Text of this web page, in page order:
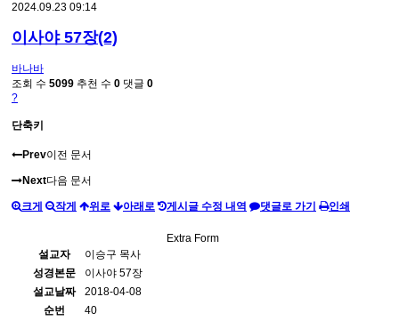
2024.09.23 09:14
이사야 57장(2)
바나바
조회 수 5099 추천 수 0 댓글 0
?
단축키
Prev이전 문서
Next다음 문서
크게 작게 위로 아래로 게시글 수정 내역 댓글로 가기 인쇄
Extra Form
설교자
이승구 목사
성경본문
이사야 57장
설교날짜
2018-04-08
순번
40